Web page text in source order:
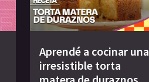
Aprendé a cocinar una
irresistible torta